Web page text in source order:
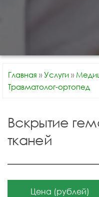
Главная » Услуги »
Травматолог-ортопед
Вскрытие
тканей
Цена (рублей)